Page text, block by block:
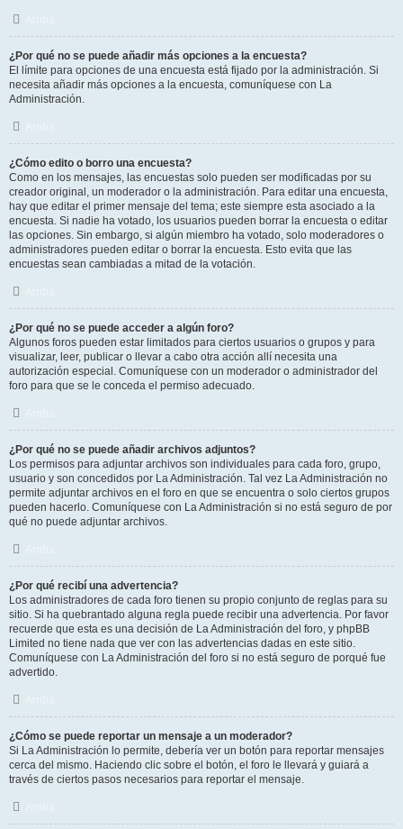
¿Por qué no se puede añadir más opciones a la encuesta?
El límite para opciones de una encuesta está fijado por la administración. Si
necesita añadir más opciones a la encuesta, comuníquese con La
Administración.
¿Cómo edito o borro una encuesta?
Como en los mensajes, las encuestas solo pueden ser modificadas por su
creador original, un moderador o la administración. Para editar una encuesta,
hay que editar el primer mensaje del tema; este siempre esta asociado a la
encuesta. Si nadie ha votado, los usuarios pueden borrar la encuesta o editar
las opciones. Sin embargo, si algún miembro ha votado, solo moderadores o
administradores pueden editar o borrar la encuesta. Esto evita que las
encuestas sean cambiadas a mitad de la votación.
¿Por qué no se puede acceder a algún foro?
Algunos foros pueden estar limitados para ciertos usuarios o grupos y para
visualizar, leer, publicar o llevar a cabo otra acción allí necesita una
autorización especial. Comuníquese con un moderador o administrador del
foro para que se le conceda el permiso adecuado.
¿Por qué no se puede añadir archivos adjuntos?
Los permisos para adjuntar archivos son individuales para cada foro, grupo,
usuario y son concedidos por La Administración. Tal vez La Administración no
permite adjuntar archivos en el foro en que se encuentra o solo ciertos grupos
pueden hacerlo. Comuníquese con La Administración si no está seguro de por
qué no puede adjuntar archivos.
¿Por qué recibí una advertencia?
Los administradores de cada foro tienen su propio conjunto de reglas para su
sitio. Si ha quebrantado alguna regla puede recibir una advertencia. Por favor
recuerde que esta es una decisión de La Administración del foro, y phpBB
Limited no tiene nada que ver con las advertencias dadas en este sitio.
Comuníquese con La Administración del foro si no está seguro de porqué fue
advertido.
¿Cómo se puede reportar un mensaje a un moderador?
Si La Administración lo permite, debería ver un botón para reportar mensajes
cerca del mismo. Haciendo clic sobre el botón, el foro le llevará y guiará a
través de ciertos pasos necesarios para reportar el mensaje.